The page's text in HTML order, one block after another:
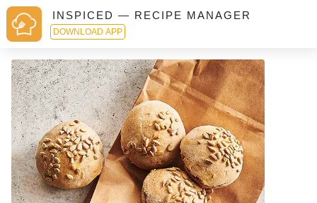
INSPICED — RECIPE MANAGER
DOWNLOAD APP